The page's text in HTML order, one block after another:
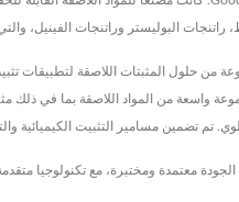
البوليستر وراتنجات الفينيل، والتي تُباع
واسعة من المواد اللاصقة بما في ذلك
تم تضمين مسامير التثبيت الكيميائية